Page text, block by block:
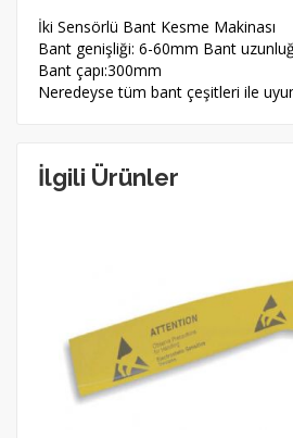
İki Sensörlü Bant Kesme Makinası
Bant genişliği: 6-60mm Bant
Bant çapı:300mm
Neredeyse tüm bant çeşitleri ile
İlgili Ürünler